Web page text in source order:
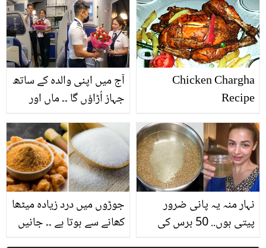
سبب بنتا ہے اور ادرک کیسے
روک تھام میں مدد دیتی
ہے؟
آج میں اپنی والدہ کے ساتھ
جہاز اُڑاؤں گا ۔۔ ماں اور
کیسے بنی؟ دلچسپ واقعہ
آپ کو حیران کردے گا
Chicken Chargha
Recipe
جوڑوں میں درد زیادہ میٹھا
کھانے سے ہوتا ہے ۔۔ جانیں
نہار منہ یہ پانی ضرور
پیتی ہوں.. 50 برس کی